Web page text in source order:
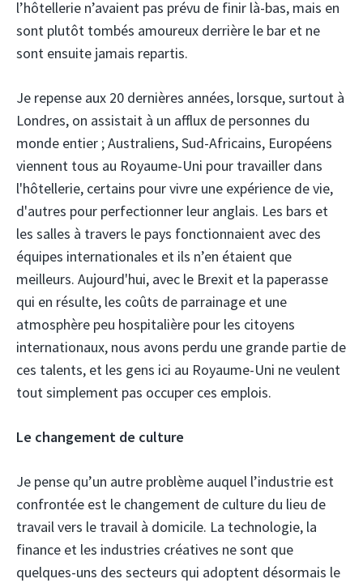
l’hôtellerie n’avaient pas prévu de finir là-bas, mais en
sont plutôt tombés amoureux derrière le bar et ne
sont ensuite jamais repartis.
Je repense aux 20 dernières années, lorsque, surtout à
Londres, on assistait à un afflux de personnes du
monde entier ; Australiens, Sud-Africains, Européens
viennent tous au Royaume-Uni pour travailler dans
l'hôtellerie, certains pour vivre une expérience de vie,
d'autres pour perfectionner leur anglais. Les bars et
les salles à travers le pays fonctionnaient avec des
équipes internationales et ils n’en étaient que
meilleurs. Aujourd'hui, avec le Brexit et la paperasse
qui en résulte, les coûts de parrainage et une
atmosphère peu hospitalière pour les citoyens
internationaux, nous avons perdu une grande partie de
ces talents, et les gens ici au Royaume-Uni ne veulent
tout simplement pas occuper ces emplois.
Le changement de culture
Je pense qu’un autre problème auquel l’industrie est
confrontée est le changement de culture du lieu de
travail vers le travail à domicile. La technologie, la
finance et les industries créatives ne sont que
quelques-uns des secteurs qui adoptent désormais le